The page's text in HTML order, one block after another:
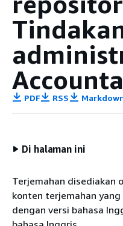
Accounta
PDF RSS
Di halaman ini
Terjemahan disediakan
konten terjemahan
dengan versi bahasa